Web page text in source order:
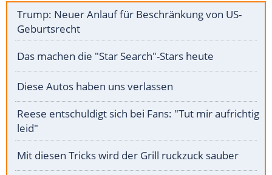
Trump: Neuer Anlauf für Beschränkung von US-
Geburtsrecht
Das machen die "Star Search"-Stars heute
Diese Autos haben uns verlassen
Reese entschuldigt sich bei Fans: "Tut mir aufrichtig
leid"
Mit diesen Tricks wird der Grill ruckzuck sauber